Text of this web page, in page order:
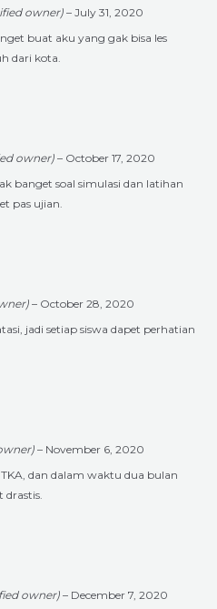
owner)– July 31, 2020
buat aku yang gak bisa les
dari kota.
owner)– October 17, 2020
banget soal simulasi dan latihan
pas ujian.
– October 28, 2020
jadi setiap siswa dapet perhatian
– November 6, 2020
dan dalam waktu dua bulan
owner)– December 7, 2020